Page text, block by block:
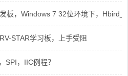
发板，Windows 7 32位环境下，
STAR学习板，上手受阻
SPI，IIC例程？